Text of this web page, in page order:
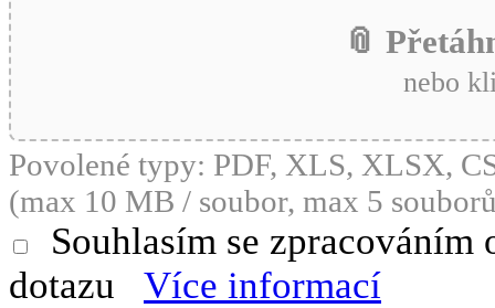
📎
nebo
Povolené typy: PDF, XLS, XLSX,
(max 10 MB / soubor, max 5
Souhlasím se
dotazu
Více informací